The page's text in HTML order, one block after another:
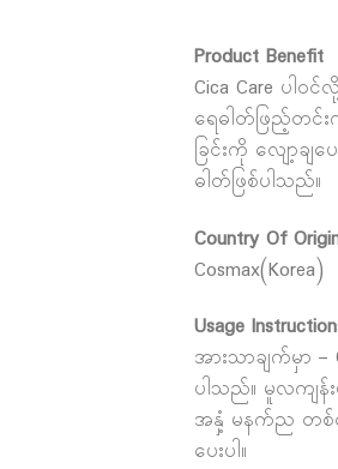
Product Benefit
Cica Care ပါ
ရေဓါတ်ဖြည့်တင်
ခြင်းကို လျော့ခ
ဓါတ်ဖြစ်ပါသည်။
Country Of
Cosmax(Korea)
Usage
အားသာချက်မှာ –
ပါသည်။ မူလကျန်း
အနှံ့ မနက်ည တစ်နေ့
ပေးပါ။